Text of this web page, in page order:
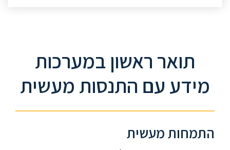
תואר ראשון במערכות
מידע עם התנסות מעשית
התמחות מעשית